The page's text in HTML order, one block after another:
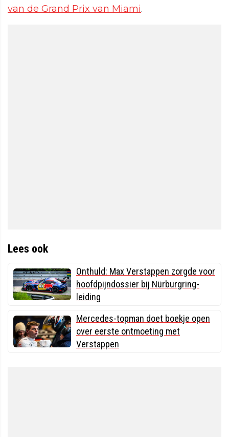
van de Grand Prix van Miami.
Lees ook
Onthuld: Max Verstappen zorgde voor
hoofdpijndossier bij Nürburgring-
leiding
Mercedes-topman doet boekje open
over eerste ontmoeting met
Verstappen